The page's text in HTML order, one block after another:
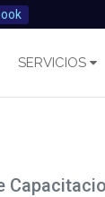
SERVICIOS